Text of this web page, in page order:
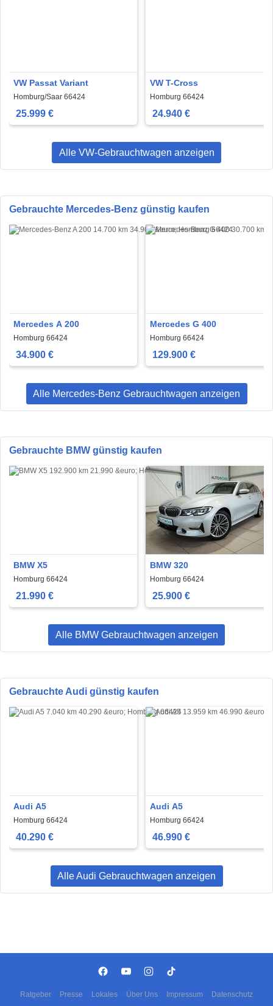
VW Passat Variant
Homburg/Saar 66424
25.999 €
VW T-Cross
Homburg 66424
24.940 €
Alle VW-Gebrauchtwagen anzeigen
Gebrauchte Mercedes-Benz günstig kaufen
Mercedes A 200
Homburg 66424
34.900 €
Mercedes G 400
Homburg 66424
129.900 €
Alle Mercedes-Benz Gebrauchtwagen anzeigen
Gebrauchte BMW günstig kaufen
BMW X5
Homburg 66424
21.990 €
BMW 320
Homburg 66424
25.900 €
Alle BMW Gebrauchtwagen anzeigen
Gebrauchte Audi günstig kaufen
Audi A5
Homburg 66424
40.290 €
Audi A5
Homburg 66424
46.990 €
Alle Audi Gebrauchtwagen anzeigen
Ratgeber Presse Lokales Über Uns Impressum Datenschutz